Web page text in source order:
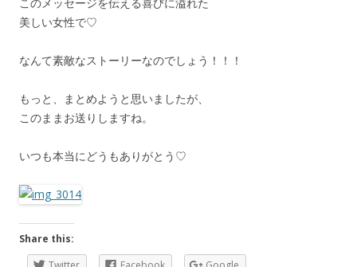
美しい女性で♡
なんて素敵なストーリーなのでしょう！！！
もっと、まとめようと思いましたが、
このままお送りしますね。
いつも本当にどうもありがとう♡
Share this: